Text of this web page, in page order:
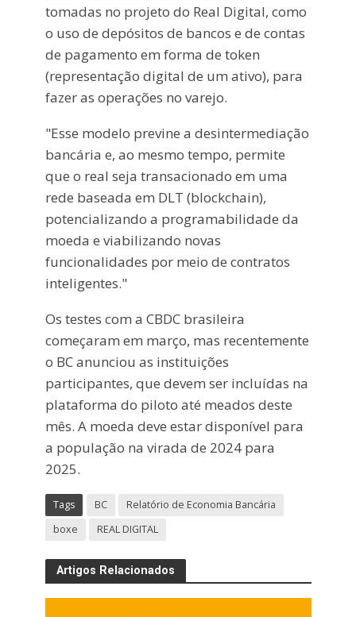
tomadas no projeto do Real Digital, como
o uso de depósitos de bancos e de contas
de pagamento em forma de token
(representação digital de um ativo), para
fazer as operações no varejo.
"Esse modelo previne a desintermediação
bancária e, ao mesmo tempo, permite
que o real seja transacionado em uma
rede baseada em DLT (blockchain),
potencializando a programabilidade da
moeda e viabilizando novas
funcionalidades por meio de contratos
inteligentes."
Os testes com a CBDC brasileira
começaram em março, mas recentemente
o BC anunciou as instituições
participantes, que devem ser incluídas na
plataforma do piloto até meados deste
mês. A moeda deve estar disponível para
a população na virada de 2024 para
2025.
Tags BC
Relatório de Economia Bancária
boxe
REAL DIGITAL
Artigos Relacionados